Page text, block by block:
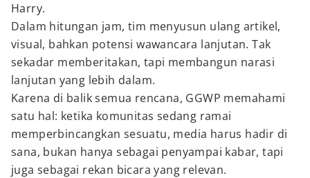
Harry.
Dalam hitungan jam, tim menyusun ulang artikel,
visual, bahkan potensi wawancara lanjutan. Tak
sekadar memberitakan, tapi membangun narasi
lanjutan yang lebih dalam.
Karena di balik semua rencana, GGWP memahami
satu hal: ketika komunitas sedang ramai
memperbincangkan sesuatu, media harus hadir di
sana, bukan hanya sebagai penyampai kabar, tapi
juga sebagai rekan bicara yang relevan.